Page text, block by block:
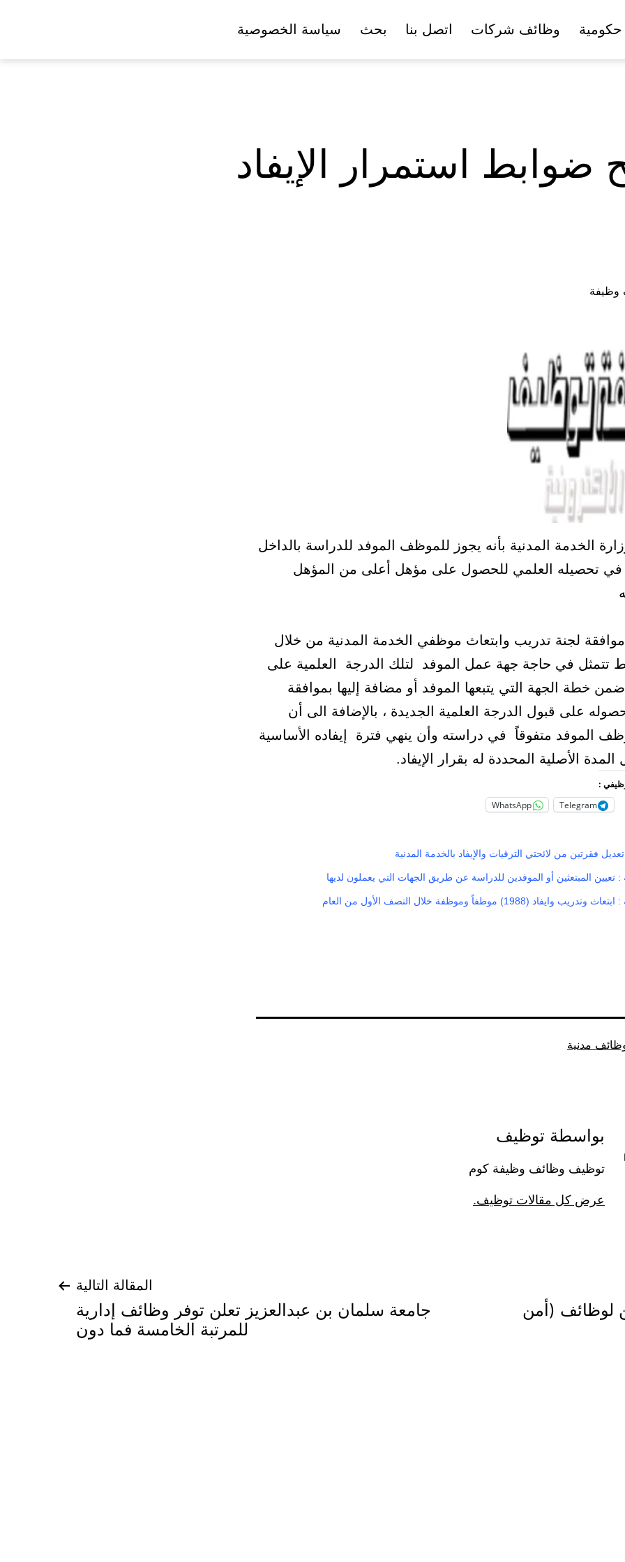
وظائف شركات اتصل بنا بحث سياسة الخصوصية
ضوابط استمرار الإيفاد
وظيفة
الخدمة المدنية بأنه يجوز للموظف الموفد للدراسة بالداخل
في تحصيله العلمي للحصول على مؤهل أعلى من المؤهل
لجنة تدريب وابتعاث موظفي الخدمة المدنية من خلال
تتمثل في حاجة جهة عمل الموفد لتلك الدرجة العلمية على
خطة الجهة التي يتبعها الموفد أو مضافة إليها بموافقة
على قبول الدرجة العلمية الجديدة ، بالإضافة الى أن
الموفد متفوقاً في دراسته وأن ينهي فترة إيفاده الأساسية
المدة الأصلية المحددة له بقرار الإيفاد.
:
Telegram
WhatsApp
فقرتين من لائحتي الترقيات والإيفاد بالخدمة المدنية
: تعيين المبتعثين أو الموفدين للدراسة عن طريق الجهات التي يعملون لديها
الخدمة المدنية : ابتعاث وتدريب وايفاد (1988) موظفاً وموظفة خلال النصف الأول من العام
مدنية
بواسطة توظيف
توظيف وظائف وظيفة كوم
عرض كل مقالات توظيف.
(10) مواطنين لوظائف (أمن
المقالة التالية
جامعة سلمان بن عبدالعزيز تعلن توفر وظائف إدارية
للمرتبة الخامسة فما دون